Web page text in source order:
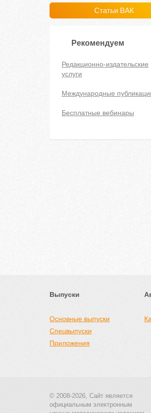
Статьи ВАК
Рекомендуем
Редакционно-издательские
услуги
Международные
Бесплатные вебинары
Выпуски
Основные выпуски
Спецвыпуски
Приложения
© 2008-2026, Сайт является
официальным электронным